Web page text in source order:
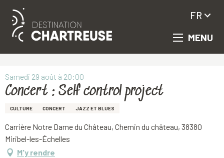
Aller
principal
MENU
FR
Samedi 29 août à 20:00
Concert : Self control project
CULTURE CONCERT JAZZ ET BLUES
Carrière Notre Dame du Château, Chemin du château, 38380
Miribel-les-Échelles
M'y rendre